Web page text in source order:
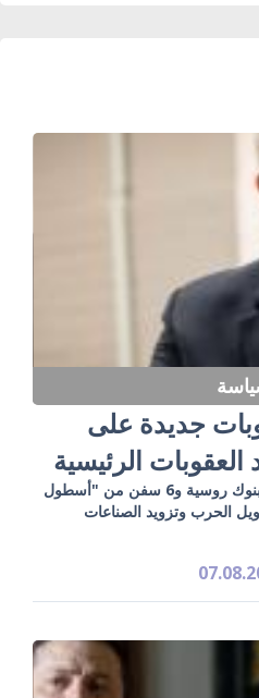
جديدة على
الرئيسية
العقوبات تشمل 19 كياناً بينها 6 بنوك روسية و6 سفن من "أسطول
الحرب وتزويد الصناعات